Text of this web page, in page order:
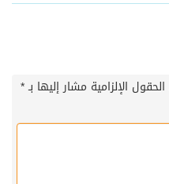
الحقول الإلزامية مشار إليها بـ*